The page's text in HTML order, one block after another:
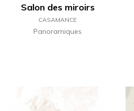
Salon des miroirs
CASAMANCE
Panoramiques